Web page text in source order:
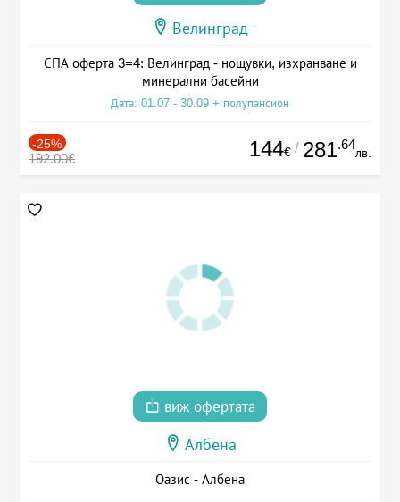
Велинград
СПА оферта 3=4: Велинград - нощувки, изхранване и
минерални басейни
Дата: 01.07 - 30.09 + полупансион
-25%
192.00€ 144€ / 281.64
лв.
виж офертата
Албена
Оазис - Албена